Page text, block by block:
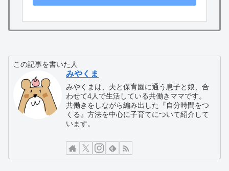
この記事を書いた人
みやくま
みやくまは、夫と保育園に通う息子と娘、合
わせて4人で生活している共働きママです。
共働きをしながら編み出した『自分時間をつ
くる』方法を中心に子育てについて紹介して
います。